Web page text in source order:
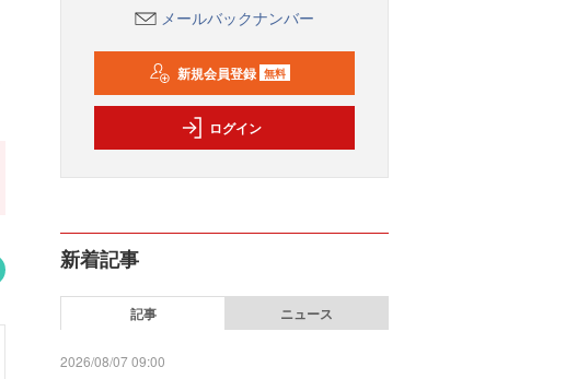
メールバックナンバー
新規会員登録 無料
ログイン
新着記事
記事 ニュース
2026/08/07 09:00